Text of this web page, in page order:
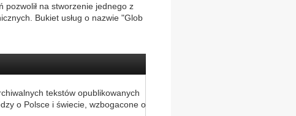
na stworzenie jednego z
Bukiet usług o nazwie "Glob
tekstów opublikowanych
o Polsce i świecie, wzbogacone o